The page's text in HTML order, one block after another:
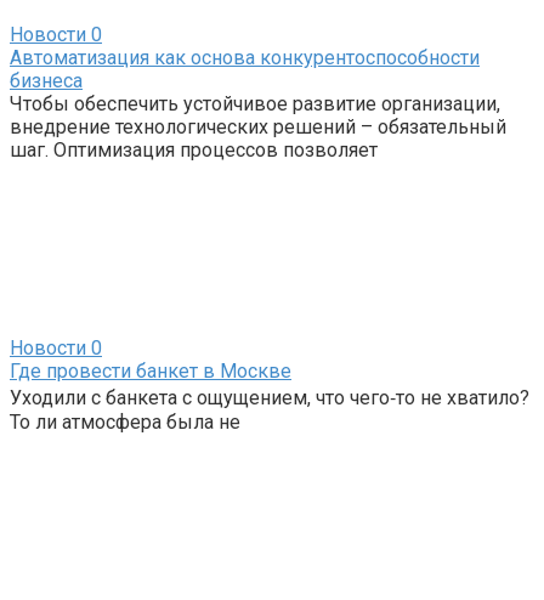
Новости 0
Автоматизация как основа конкурентоспособности
бизнеса
Чтобы обеспечить устойчивое развитие организации,
внедрение технологических решений – обязательный
шаг. Оптимизация процессов позволяет
Новости 0
Где провести банкет в Москве
Уходили с банкета с ощущением, что чего‑то не хватило?
То ли атмосфера была не